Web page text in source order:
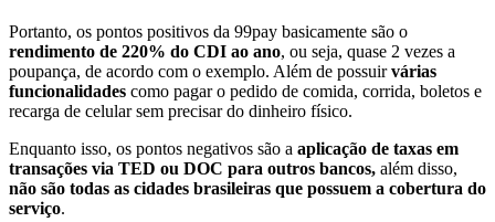
Portanto, os pontos positivos da 99pay basicamente são o
rendimento de 220% do CDI ao ano, ou seja, quase 2 vezes a
poupança, de acordo com o exemplo. Além de possuirvárias
funcionalidades como pagar o pedido de comida, corrida, boletos e
recarga de celular sem precisar do dinheiro físico.
Enquanto isso, os pontos negativos são a aplicação de taxas em
transações via TED ou DOC para outros bancos, além disso,
não são todas as cidades brasileiras que possuem a cobertura do
serviço.